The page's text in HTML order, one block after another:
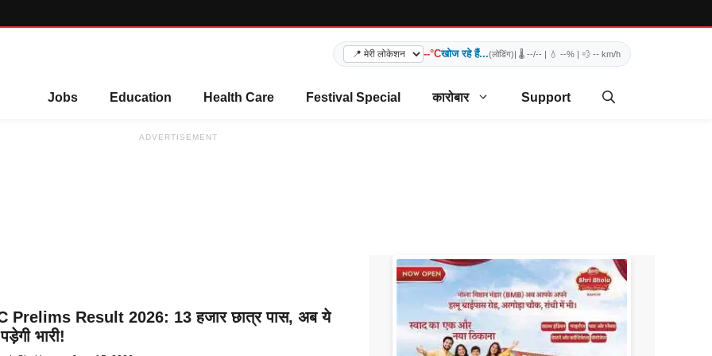
--°Cखोज रहे हैं...(लोडिंग)| 🌡️ --/-- | 💧 --% | 💨 -- km/h
Jobs Education Health Care Festival Special कारोबार Support
ADVERTISEMENT
Prelims Result 2026: 13 हजार छात्र पास, अब ये
भारी!